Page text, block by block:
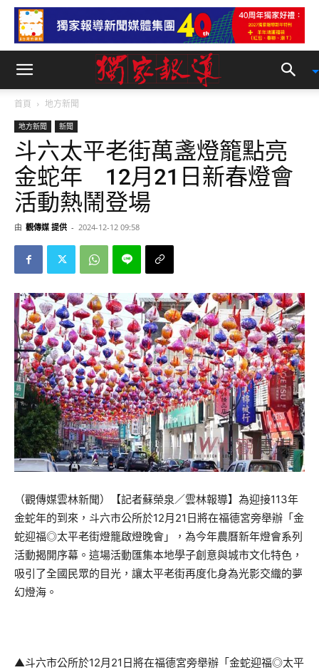
首頁 地方新聞
地方新聞 新聞
斗六太平老街萬盞燈籠點亮
金蛇年 12月21日新春燈會
活動熱鬧登場
由 觀傳媒 提供 - 2024-12-12 09:58
（觀傳媒雲林新聞）【記者蘇榮泉／雲林報導】為迎接113年
金蛇年的到來，斗六市公所於12月21日將在福德宮旁舉辦「金
蛇迎福◎太平老街燈籠啟燈晚會」，為今年農曆新年燈會系列
活動揭開序幕。這場活動匯集本地學子創意與城市文化特色，
吸引了全國民眾的目光，讓太平老街再度化身為光影交織的夢
幻燈海。
▲斗六市公所於12月21日將在福德宮旁舉辦「金蛇迎福◎太平